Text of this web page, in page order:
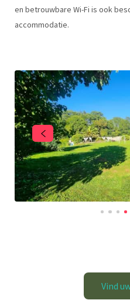
en betrouwbare Wi-Fi is ook
accommodatie.
Vind